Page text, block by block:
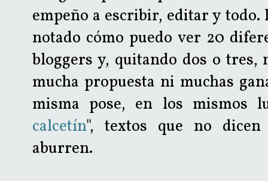
empeño a escribir, editar y
notado cómo puedo ver 20
bloggers y, quitando dos o
mucha propuesta ni muchas
misma pose, en los mismos
calcetín", textos que no dicen
aburren.